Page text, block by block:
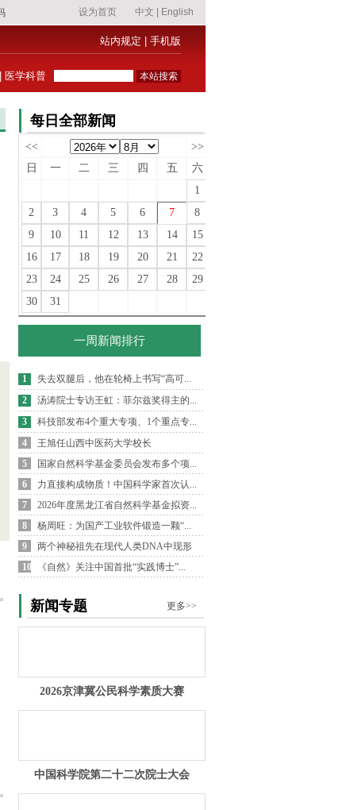
站内规定 手机版
医学科普
每日全部新闻
<<
>>
日
一 二 三 四 五
六
1
2
3 4 5 6 7
8
9
10 11 12 13 14
15
16
17 18 19 20 21
22
23
24 25 26 27 28
29
30
31
一周新闻排行
1
失去双腿后，他在轮椅上书写“高可...
2
汤涛院士专访王虹：菲尔兹奖得主的...
3
科技部发布4个重大专项、1个重点专...
4
王旭任山西中医药大学校长
5
国家自然科学基金委员会发布多个项...
6
力直接构成物质！中国科学家首次认...
7
2026年度黑龙江省自然科学基金拟资...
8
杨周旺：为国产工业软件锻造一颗“...
9
两个神秘祖先在现代人类DNA中现形
10
《自然》关注中国首批“实践博士”...
新闻专题 更多>>
2026京津冀公民科学素质大赛
中国科学院第二十二次院士大会